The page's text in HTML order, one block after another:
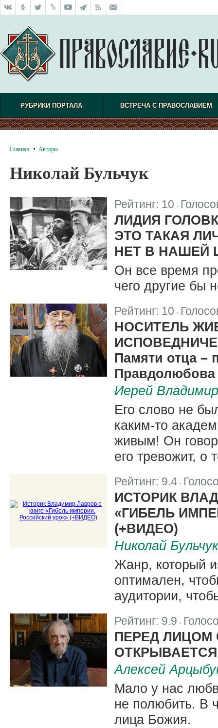
РУБРИКИ ПОРТАЛА ВСТРЕЧА С ПРАВОСЛАВИЕМ
Главная Авторы
Николай Бульчук
Рейтинг: 10
ЛИДИЯ
ЭТО ТАКАЯ
НЕТ В НАШЕЙ
Он все время
чего другие бы
Рейтинг: 10
НОСИТЕЛЬ
Памяти отца –
Правдолюбова
Иерей
Его слово не
каким-то
живым! Он
его тревожит, о
Рейтинг: 9.4
ИСТОРИК
«ГИБЕЛЬ
(+ВИДЕО)
Николай
Жанр, который
оптимален,
аудитории,
Рейтинг: 9.9
ПЕРЕД ЛИЦОМ
Алексей
Мало у нас
не полюбить. В
лица Божия.